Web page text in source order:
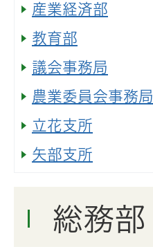
産業経済部
教育部
議会事務局
農業委員会事務局
立花支所
矢部支所
総務部